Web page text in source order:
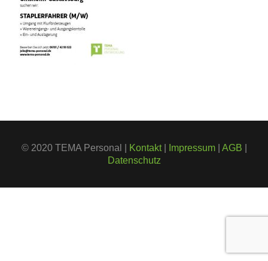
© 2020 TEMA Personal | Kontakt| Impressum| AGB |
Datenschutz